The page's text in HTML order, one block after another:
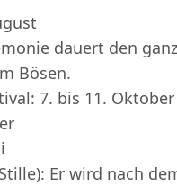
dauert den
Bösen.
7. bis 11. Oktober
Er wird nach